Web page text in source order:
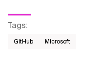
Tags:
GitHub Microsoft